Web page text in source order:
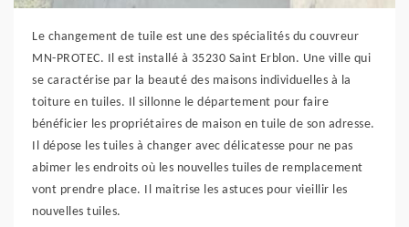
Le changement de tuile est une des spécialités du couvreur
MN-PROTEC. Il est installé à 35230 Saint Erblon. Une ville qui
se caractérise par la beauté des maisons individuelles à la
toiture en tuiles. Il sillonne le département pour faire
bénéficier les propriétaires de maison en tuile de son adresse.
Il dépose les tuiles à changer avec délicatesse pour ne pas
abimer les endroits où les nouvelles tuiles de remplacement
vont prendre place. Il maitrise les astuces pour vieillir les
nouvelles tuiles.